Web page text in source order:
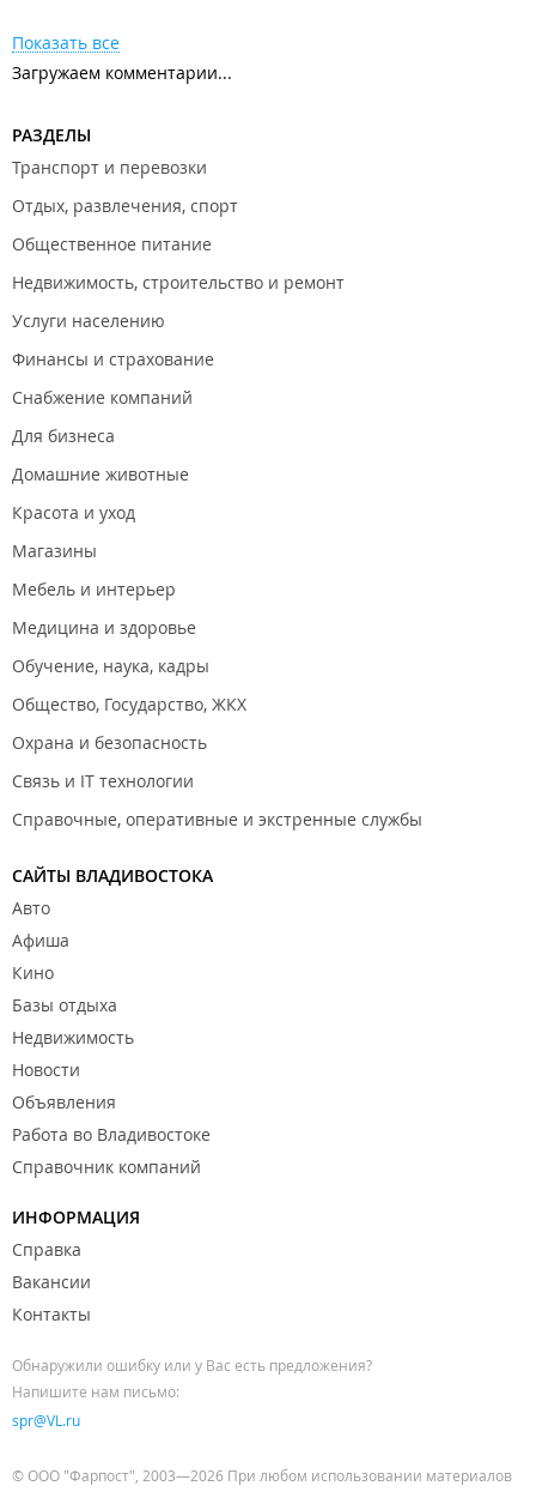
Показать все
Загружаем комментарии...
РАЗДЕЛЫ
Транспорт и перевозки
Отдых, развлечения, спорт
Общественное питание
Недвижимость, строительство и ремонт
Услуги населению
Финансы и страхование
Снабжение компаний
Для бизнеса
Домашние животные
Красота и уход
Магазины
Мебель и интерьер
Медицина и здоровье
Обучение, наука, кадры
Общество, Государство, ЖКХ
Охрана и безопасность
Связь и IT технологии
Справочные, оперативные и экстренные службы
САЙТЫ ВЛАДИВОСТОКА
Авто
Афиша
Кино
Базы отдыха
Недвижимость
Новости
Объявления
Работа во Владивостоке
Справочник компаний
ИНФОРМАЦИЯ
Справка
Вакансии
Контакты
Обнаружили ошибку или у Вас есть предложения?
Напишите нам письмо:
spr@VL.ru
© ООО "Фарпост", 2003—2026 При любом использовании материалов